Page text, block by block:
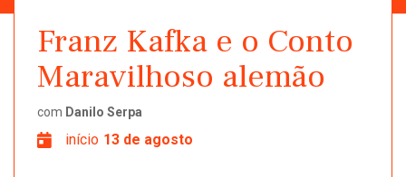
Franz Kafka e o Conto
Maravilhoso alemão
com Danilo Serpa
início 13 de agosto